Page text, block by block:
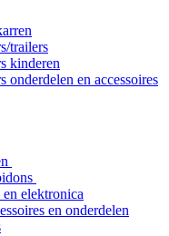
trailers
kinderen
onderdelen en accessoires
elektronica
en onderdelen